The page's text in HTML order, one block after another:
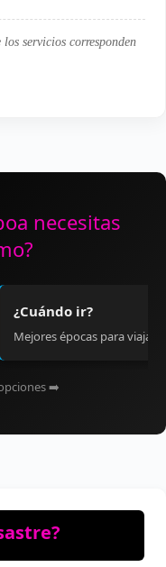
servicios corresponden
necesitas
¿Cuándo ir?
Mejores épocas para viajar
➡️